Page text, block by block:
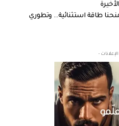
طاقة استثنائية… وتطوري
-